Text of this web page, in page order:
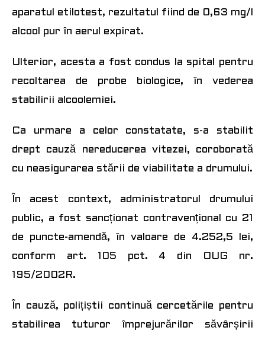
aparatul etilotest, rezultatul fiind de 0,63 mg/l
alcool pur în aerul expirat.
Ulterior, acesta a fost condus la spital pentru
recoltarea de probe biologice, în vederea
stabilirii alcoolemiei.
Ca urmare a celor constatate, s-a stabilit
drept cauză nereducerea vitezei, coroborată
cu neasigurarea stării de viabilitate a drumului.
În acest context, administratorul drumului
public, a fost sancționat contravențional cu 21
de puncte-amendă, în valoare de 4.252,5 lei,
conform art. 105 pct. 4 din OUG nr.
195/2002R.
În cauză, polițiștii continuă cercetările pentru
stabilirea tuturor împrejurărilor săvârșirii